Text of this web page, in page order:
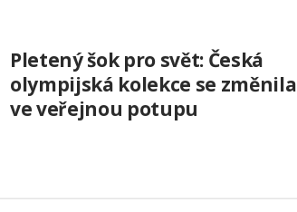
Pletený šok pro svět: Česká
olympijská kolekce se změnila
ve veřejnou potupu